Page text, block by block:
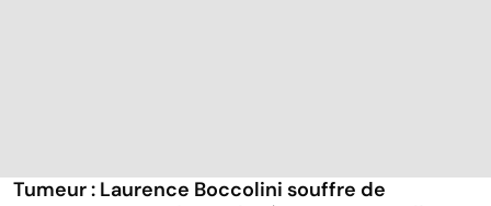
Tumeur : Laurence Boccolini souffre de